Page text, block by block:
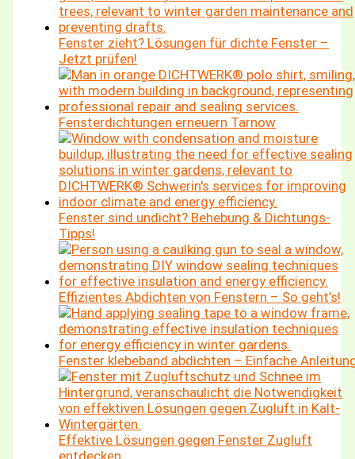
Fenster zieht? Lösungen für dichte Fenster –
Jetzt prüfen!
Fensterdichtungen erneuern Tarnow
Fenster sind undicht? Behebung & Dichtungs-
Tipps!
Effizientes Abdichten von Fenstern – So geht’s!
Fenster klebeband abdichten – Einfache
Effektive Lösungen gegen Fenster Zugluft
entdecken